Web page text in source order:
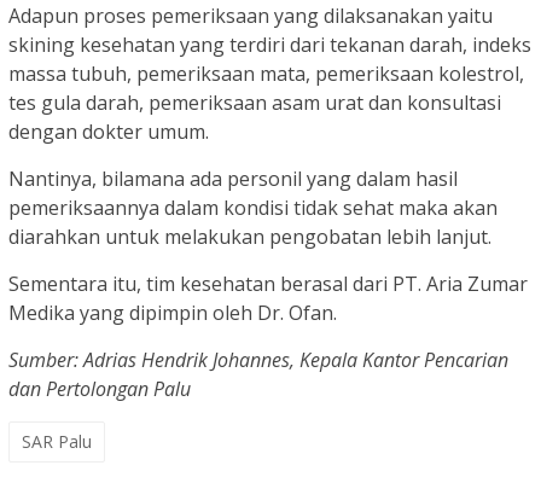
Adapun proses pemeriksaan yang dilaksanakan yaitu
skining kesehatan yang terdiri dari tekanan darah, indeks
massa tubuh, pemeriksaan mata, pemeriksaan kolestrol,
tes gula darah, pemeriksaan asam urat dan konsultasi
dengan dokter umum.
Nantinya, bilamana ada personil yang dalam hasil
pemeriksaannya dalam kondisi tidak sehat maka akan
diarahkan untuk melakukan pengobatan lebih lanjut.
Sementara itu, tim kesehatan berasal dari PT. Aria Zumar
Medika yang dipimpin oleh Dr. Ofan.
Sumber: Adrias Hendrik Johannes, Kepala Kantor Pencarian
dan Pertolongan Palu
SAR Palu